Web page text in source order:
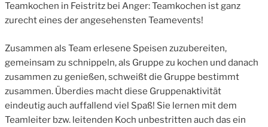
Teamkochen in Feistritz bei Anger: Teamkochen ist ganz
zurecht eines der angesehensten Teamevents!
Zusammen als Team erlesene Speisen zuzubereiten,
gemeinsam zu schnippeln, als Gruppe zu kochen und danach
zusammen zu genießen, schweißt die Gruppe bestimmt
zusammen. Überdies macht diese Gruppenaktivität
eindeutig auch auffallend viel Spaß! Sie lernen mit dem
Teamleiter bzw. leitenden Koch unbestritten auch das ein